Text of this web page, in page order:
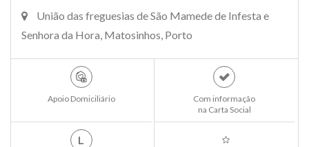
União das freguesias de São Mamede de Infesta e
Senhora da Hora, Matosinhos, Porto
Apoio Domiciliário
Com informação
na Carta Social
L